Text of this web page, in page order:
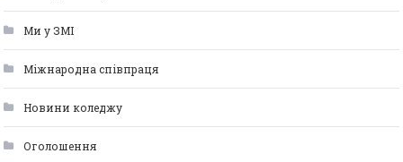
Ми у ЗМІ
Міжнародна співпраця
Новини коледжу
Оголошення